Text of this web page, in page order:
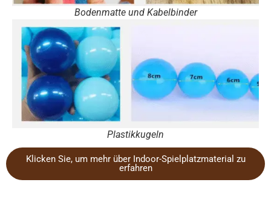
Bodenmatte und Kabelbinder
Plastikkugeln
Klicken Sie, um mehr über Indoor-Spielplatzmaterial zu
erfahren